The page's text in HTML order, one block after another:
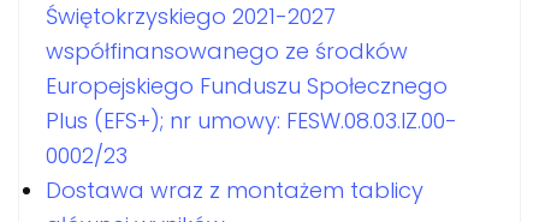
Świętokrzyskiego 2021-2027
współfinansowanego ze środków
Europejskiego Funduszu Społecznego
Plus (EFS+); nr umowy: FESW.08.03.IZ.00-
0002/23
Dostawa wraz z montażem tablicy